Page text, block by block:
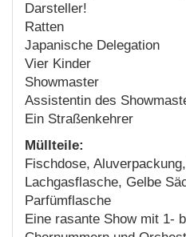
Darsteller!
Ratten
Japanische Delegation
Vier Kinder
Showmaster
Assistentin des
Ein Straßenkehrer
Müllteile:
Fischdose,
Lachgasflasche, Gelbe
Parfümflasche
Eine rasante Show mit 1-